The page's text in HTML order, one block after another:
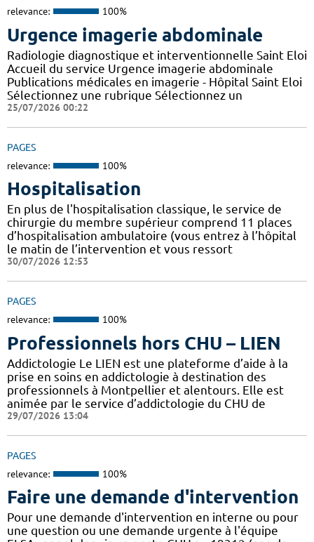
relevance: 100%
Urgence imagerie abdominale
Radiologie diagnostique et interventionnelle Saint Eloi
Accueil du service Urgence imagerie abdominale
Publications médicales en imagerie - Hôpital Saint Eloi
Sélectionnez une rubrique Sélectionnez un
25/07/2026 00:22
PAGES
relevance: 100%
Hospitalisation
En plus de l'hospitalisation classique, le service de
chirurgie du membre supérieur comprend 11 places
d’hospitalisation ambulatoire (vous entrez à l’hôpital
le matin de l’intervention et vous ressort
30/07/2026 12:53
PAGES
relevance: 100%
Professionnels hors CHU – LIEN
Addictologie Le LIEN est une plateforme d’aide à la
prise en soins en addictologie à destination des
professionnels à Montpellier et alentours. Elle est
animée par le service d’addictologie du CHU de
29/07/2026 13:04
PAGES
relevance: 100%
Faire une demande d'intervention
Pour une demande d'intervention en interne ou pour
une question ou une demande urgente à l'équipe